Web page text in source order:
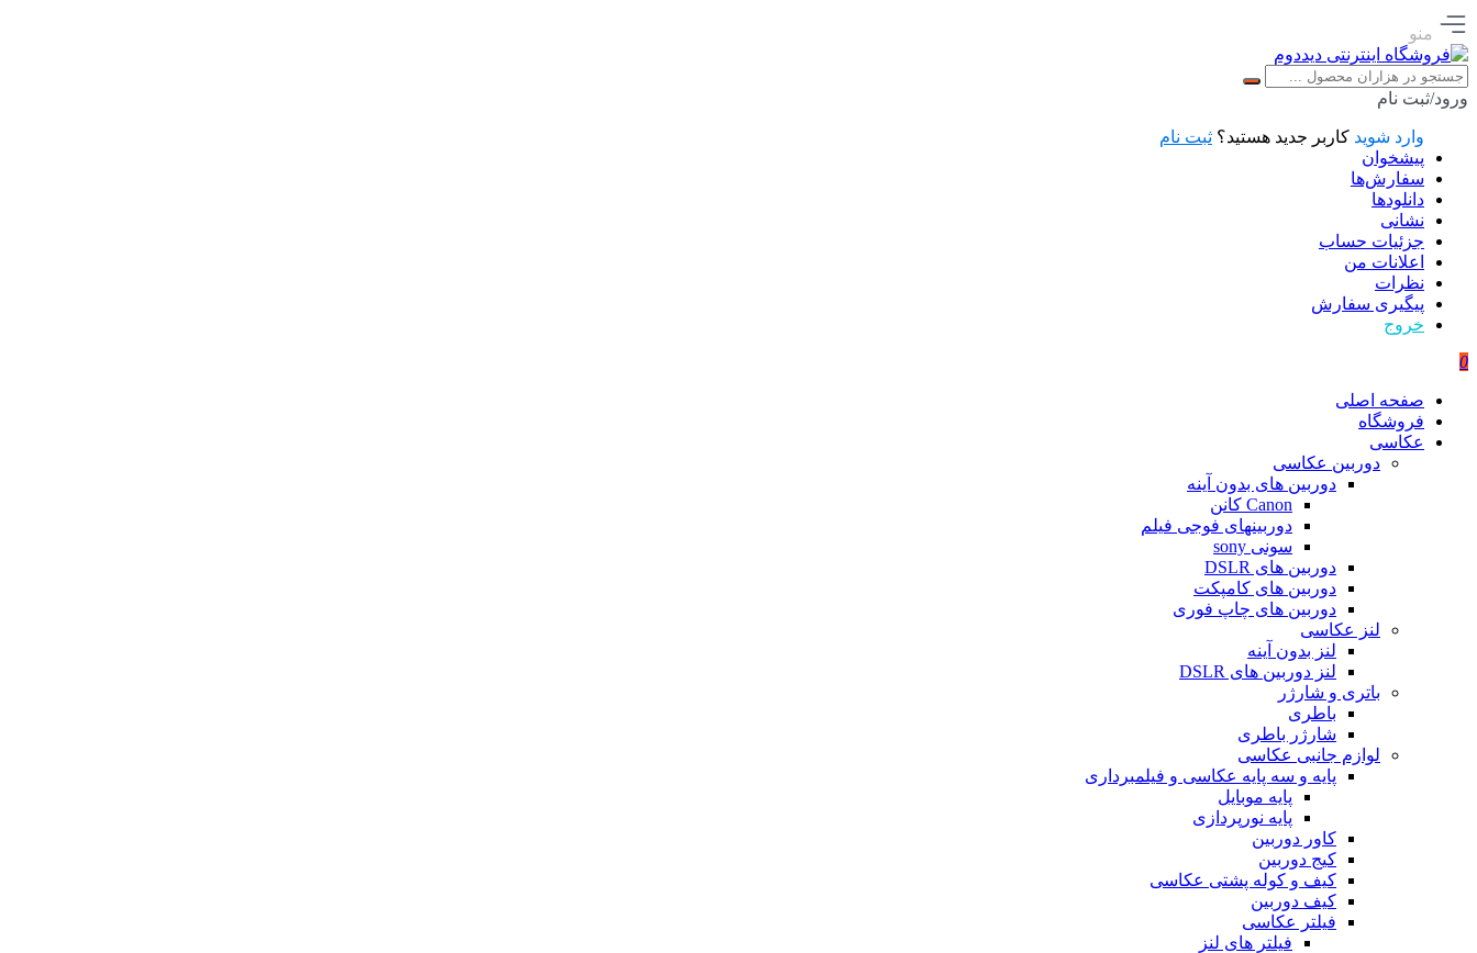
منو
ورود/ثبت نام
وارد شوید کاربر جدید هستید؟ ثبت نام
پیشخوان
سفارش‌ها
دانلودها
نشانی
جزئیات حساب
اعلانات من
نظرات
پیگیری سفارش
خروج
0
صفحه اصلی
فروشگاه
عکاسی
دوربین عکاسی
دوربین های بدون آینه
Canon کانن
دوربینهای فوجی فیلم
سونی sony
دوربین های DSLR
دوربین های کامپکت
دوربین های چاپ فوری
لنز عکاسی
لنز بدون آینه
لنز دوربین های DSLR
باتری و شارژر
باطری
شارژر باطری
لوازم جانبی عکاسی
پایه و سه پایه عکاسی و فیلمبرداری
پایه موبایل
پایه نورپردازی
کاور دوربین
کیج دوربین
کیف و کوله پشتی عکاسی
کیف دوربین
فیلتر عکاسی
فیلتر های لنز